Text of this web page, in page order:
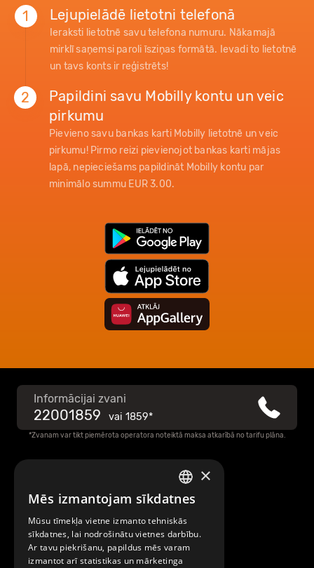
1 Lejupielādē lietotni telefonā
Ieraksti lietotnē savu telefona numuru. Nākamajā
mirklī saņemsi paroli īsziņas formātā. Ievadi to lietotnē
un tavs konts ir reģistrēts!
2
Papildini savu Mobilly kontu un veic
pirkumu
Pievieno savu bankas karti Mobilly lietotnē un veic
pirkumu! Pirmo reizi pievienojot bankas karti mājas
lapā, nepieciešams papildināt Mobilly kontu par
minimālo summu EUR 3.00.
Informācijai zvani
22001859 vai 1859*
*Zvanam var tikt piemērota operatora noteiktā maksa atkarībā no tarifu plāna.
Par Mobilly
Noteikumi un līgumi
LATVIAN
ENGLISH
×
Mēs izmantojam sīkdatnes
Mūsu tīmekļa vietne izmanto tehniskās
sīkdatnes, lai nodrošinātu vietnes darbību.
Ar tavu piekrišanu, papildus mēs varam
izmantot arī statistikas un mārketinga